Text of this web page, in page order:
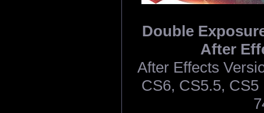
Double
After
After Effects
CS6, CS5.5,